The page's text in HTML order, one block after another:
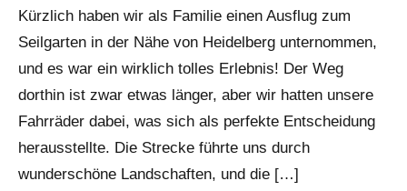
Kürzlich haben wir als Familie einen Ausflug zum
Seilgarten in der Nähe von Heidelberg unternommen,
und es war ein wirklich tolles Erlebnis! Der Weg
dorthin ist zwar etwas länger, aber wir hatten unsere
Fahrräder dabei, was sich als perfekte Entscheidung
herausstellte. Die Strecke führte uns durch
wunderschöne Landschaften, und die […]